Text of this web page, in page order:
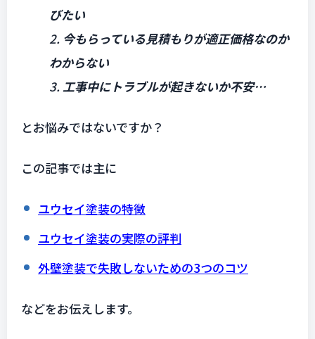
びたい
2. 今もらっている見積もりが適正価格なのか
わからない
3. 工事中にトラブルが起きないか不安…
とお悩みではないですか？
この記事では主に
ユウセイ塗装の特徴
ユウセイ塗装の実際の評判
外壁塗装で失敗しないための3つのコツ
などをお伝えします。